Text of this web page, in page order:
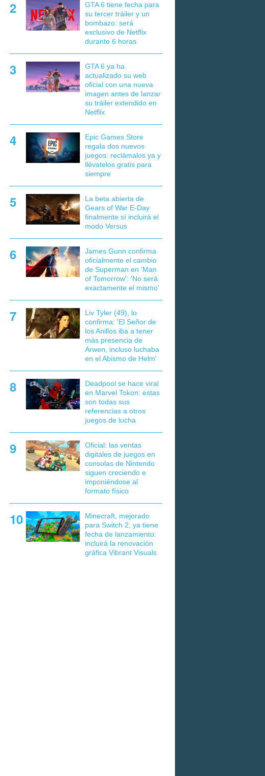
GTA 6 tiene fecha para
su tercer tráiler y un
bombazo: será
exclusivo de Netflix
durante 6 horas
GTA 6 ya ha
actualizado su web
oficial con una nueva
imagen antes de lanzar
su tráiler extendido en
Netflix
Epic Games Store
regala dos nuevos
juegos: reclámalos ya y
llévatelos gratis para
siempre
La beta abierta de
Gears of War E-Day
finalmente sí incluirá el
modo Versus
James Gunn confirma
oficialmente el cambio
de Superman en 'Man
of Tomorrow': 'No será
exactamente el mismo'
Liv Tyler (49), lo
confirma: 'El Señor de
los Anillos iba a tener
más presencia de
Arwen, incluso luchaba
en el Abismo de Helm'
Deadpool se hace viral
en Marvel Tokon: estas
son todas sus
referencias a otros
juegos de lucha
Oficial: las ventas
digitales de juegos en
consolas de Nintendo
siguen creciendo e
imponiéndose al
formato físico
Minecraft, mejorado
para Switch 2, ya tiene
fecha de lanzamiento:
incluirá la renovación
gráfica Vibrant Visuals